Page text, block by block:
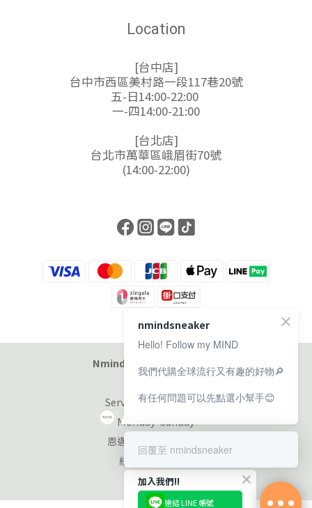
Location
[台中店]
台中市西區美村路一段117巷20號
五-日14:00-22:00
一-四14:00-21:00
[台北店]
台北市萬華區峨眉街70號
(14:00-22:00)
Nmind Sneaker 恩邁選貨店
Service at 11:00-19:00
Monday-Sunday
恩邁國際股份有限公司
統編：90353953
加入我們!!
連結 LINE 帳號
nmindsneaker
Hello! Follow my MIND
我們代購全球流行又有趣的好物🔎
有任何問題可以先點選小幫手😊
回覆至 nmindsneaker